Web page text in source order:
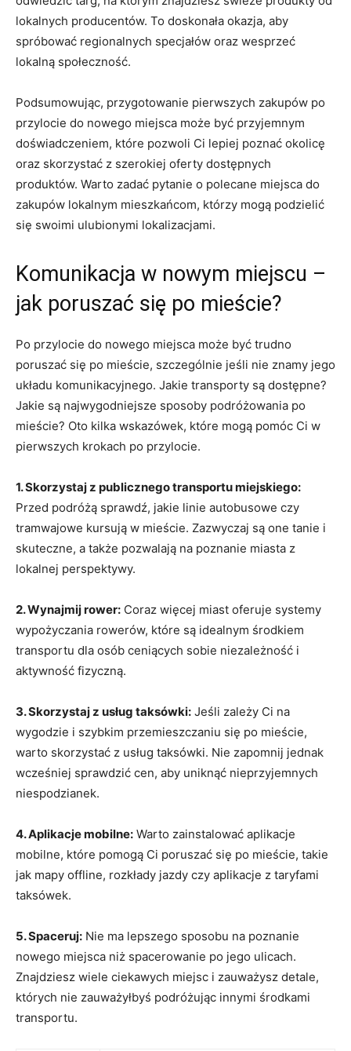
lokalnych producentów. To doskonała okazja, aby ​
spróbować regionalnych specjałów oraz wesprzeć
lokalną społeczność.
Podsumowując, przygotowanie ‍pierwszych‌ zakupów po
przylocie do ‍nowego⁢ miejsca ‌może być przyjemnym
doświadczeniem, które pozwoli​ Ci lepiej poznać okolicę
oraz skorzystać z szerokiej oferty ⁣dostępnych
produktów. Warto‌ zadać ⁣pytanie o polecane miejsca do
zakupów lokalnym mieszkańcom, którzy mogą podzielić‌
się ​swoimi ulubionymi ‌lokalizacjami.
Komunikacja w nowym miejscu –
jak poruszać się⁢ po mieście?
Po przylocie⁢ do nowego miejsca‍ może być trudno
poruszać się po mieście, szczególnie jeśli nie znamy jego
układu komunikacyjnego. Jakie transporty są dostępne?
Jakie są najwygodniejsze sposoby podróżowania po
⁤mieście? Oto kilka wskazówek, które mogą pomóc Ci w
pierwszych ⁤krokach po przylocie.
1. ⁤Skorzystaj z publicznego ⁤transportu miejskiego:
Przed podróżą⁣ sprawdź, jakie⁤ linie autobusowe czy
tramwajowe kursują w mieście. Zazwyczaj są one tanie i
‍skuteczne, a także pozwalają na⁢ poznanie miasta z
lokalnej perspektywy.
2. Wynajmij rower: Coraz więcej miast oferuje⁢ systemy
wypożyczania rowerów, które są idealnym środkiem
transportu dla osób ceniących sobie​ niezależność i
aktywność fizyczną.
3. Skorzystaj z usług taksówki: Jeśli zależy Ci​ na
wygodzie i szybkim przemieszczaniu się po‍ mieście,
warto skorzystać z usług taksówki.‌ Nie zapomnij jednak
wcześniej sprawdzić cen, aby uniknąć nieprzyjemnych
niespodzianek.
4. Aplikacje​ mobilne: Warto zainstalować aplikacje
mobilne, które pomogą Ci poruszać się po mieście, takie‍
jak mapy offline, rozkłady jazdy czy aplikacje ​z taryfami
taksówek.
5. Spaceruj: Nie ma⁤ lepszego sposobu na poznanie
nowego⁢ miejsca niż spacerowanie po jego​ ulicach.
Znajdziesz wiele ciekawych ⁢miejsc i zauważysz detale,
których nie zauważyłbyś podróżując innymi środkami
transportu.